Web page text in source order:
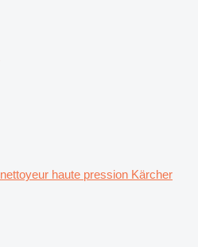
nettoyeur haute pression Kärcher